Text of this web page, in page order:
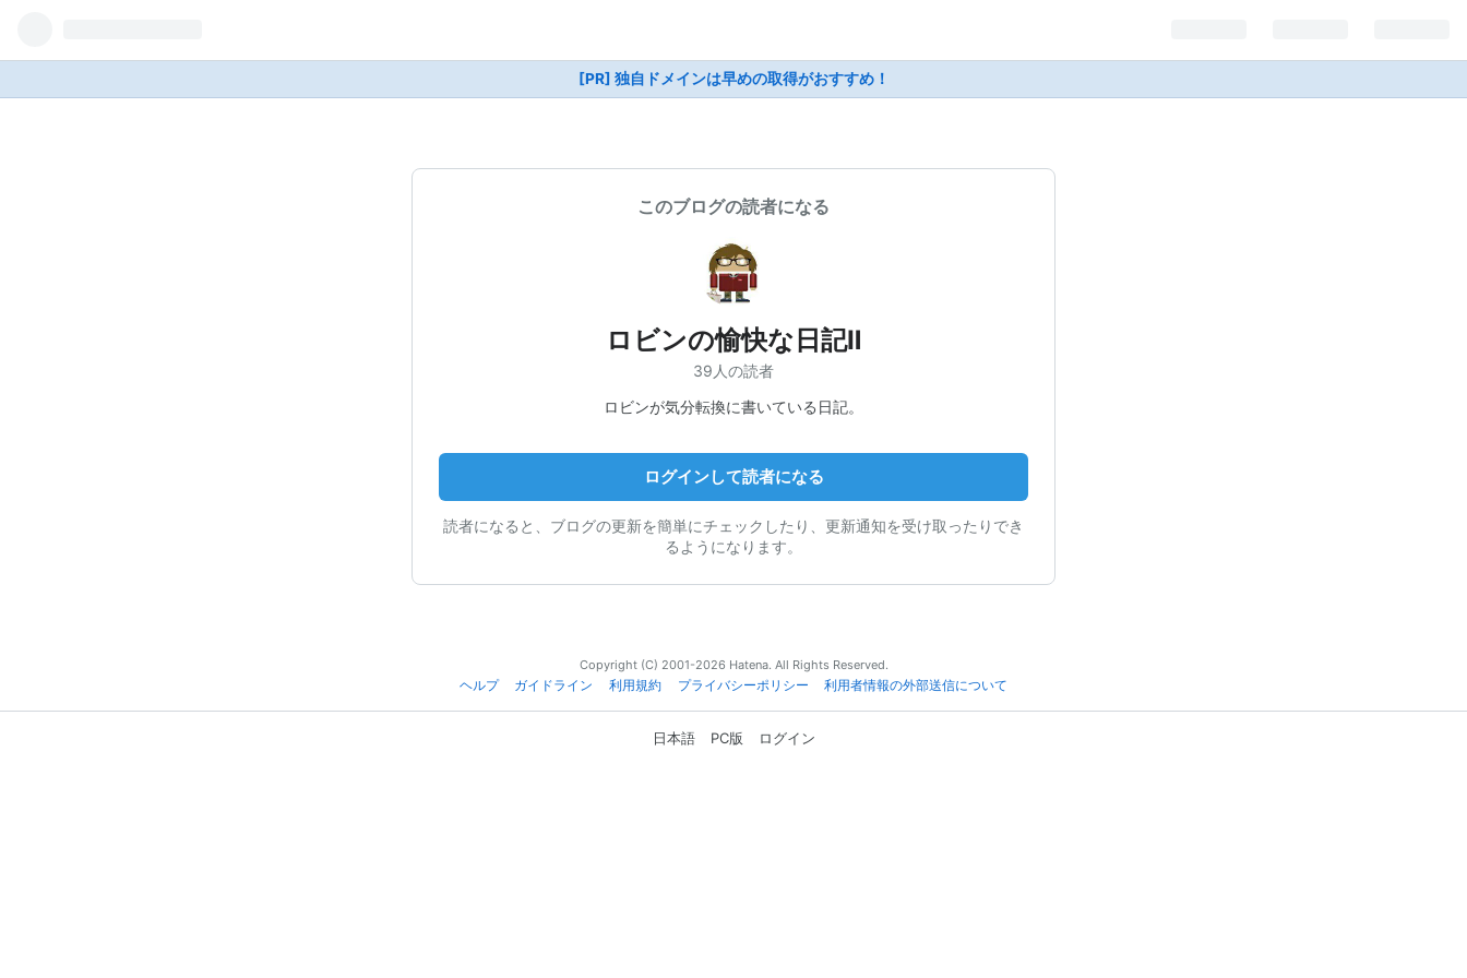
[PR] 独自ドメインは早めの取得がおすすめ！
このブログの読者になる
ロビンの愉快な日記Ⅱ
39人の読者
ロビンが気分転換に書いている日記。
ログインして読者になる
読者になると、ブログの更新を簡単にチェックしたり、更新通知を受け取ったりでき
るようになります。
Copyright (C) 2001-2026 Hatena. All Rights Reserved.
ヘルプ
ガイドライン 利用規約 プライバシーポリシー 利用者情報の外部送信について
日本語 PC版 ログイン